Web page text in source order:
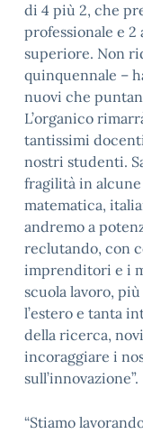
di 4 più 2, che
professionale e
superiore. Non
quinquennale –
nuovi che
L’organico
tantissimi
nostri studenti.
fragilità in
matematica,
andremo a
reclutando, con
imprenditori e i
scuola lavoro,
l’estero e tanta
della ricerca,
incoraggiare i
sull’innovazione”.
“Stiamo